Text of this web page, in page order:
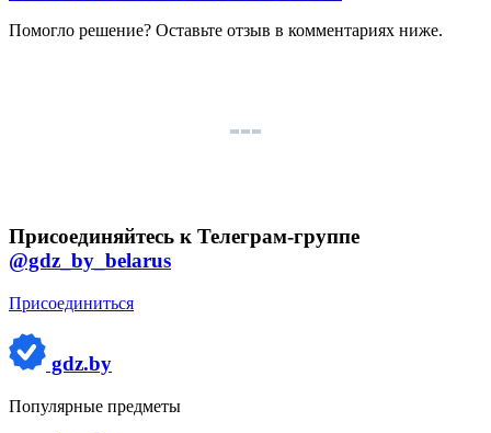
Помогло решение? Оставьте отзыв в комментариях ниже.
Присоединяйтесь к Телеграм-группе
@gdz_by_belarus
Присоединиться
gdz.by
Популярные предметы